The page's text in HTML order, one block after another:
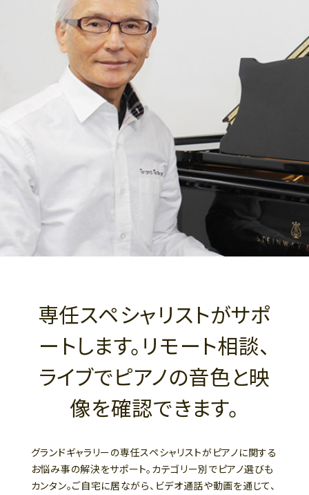
専任スペシャリストがサポ
ートします。リモート相談、
ライブでピアノの音色と映
像を確認できます。
グランドギャラリーの専任スペシャリストがピアノに関する
お悩み事の解決をサポート。カテゴリー別でピアノ選びも
カンタン。ご自宅に居ながら、ビデオ通話や動画を通じて、